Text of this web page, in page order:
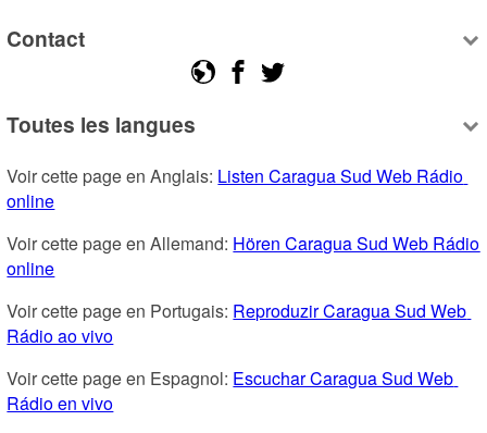
Contact
Toutes les langues
Voir cette page en Anglais: Listen Caragua Sud Web Rádio
online
Voir cette page en Allemand: Hören Caragua Sud Web Rádio
online
Voir cette page en Portugais: Reproduzir Caragua Sud Web
Rádio ao vivo
Voir cette page en Espagnol: Escuchar Caragua Sud Web
Rádio en vivo